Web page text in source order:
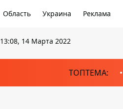
Область Украина Реклама
13:08, 14 Марта 2022
ТОПТЕМА: